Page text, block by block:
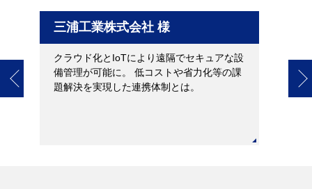
三浦工業株式会社 様
クラウド化とIoTにより遠隔でセキュアな設
備管理が可能に。 低コストや省力化等の課
題解決を実現した連携体制とは。
時代
キ
に